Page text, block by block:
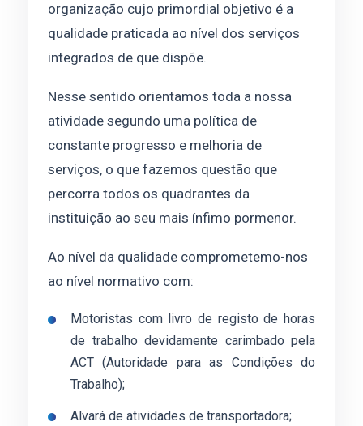
organização cujo primordial objetivo é a
qualidade praticada ao nível dos serviços
integrados de que dispõe.
Nesse sentido orientamos toda a nossa
atividade segundo uma política de
constante progresso e melhoria de
serviços, o que fazemos questão que
percorra todos os quadrantes da
instituição ao seu mais ínfimo pormenor.
Ao nível da qualidade comprometemo-nos
ao nível normativo com:
Motoristas com livro de registo de horas
de trabalho devidamente carimbado pela
ACT (Autoridade para as Condições do
Trabalho);
Alvará de atividades de transportadora;